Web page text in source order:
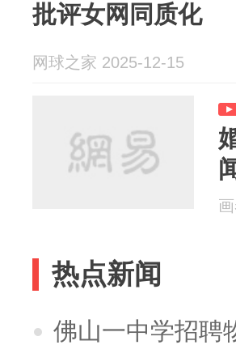
批评女网同质化
网球之家 2025-12-15
热点新闻
佛山一中学招聘